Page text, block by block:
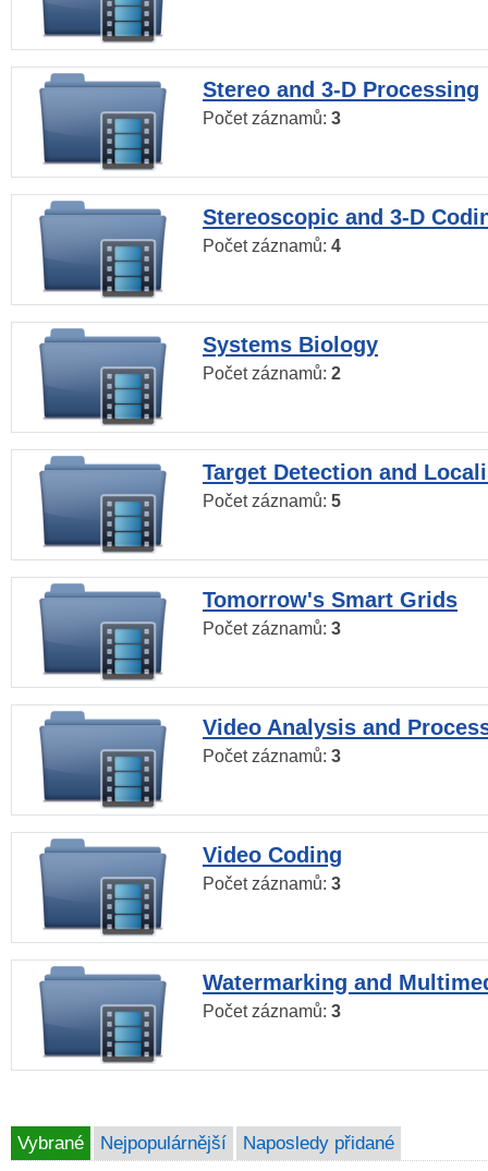
Stereo and 3-D Processing
Počet záznamů: 3
Stereoscopic and 3-D
Počet záznamů: 4
Systems Biology
Počet záznamů: 2
Target Detection and
Počet záznamů: 5
Tomorrow's Smart Grids
Počet záznamů: 3
Video Analysis and
Počet záznamů: 3
Video Coding
Počet záznamů: 3
Watermarking and
Počet záznamů: 3
Vybrané Nejpopulárnější Naposledy přidané